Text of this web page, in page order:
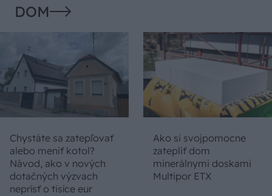
DOM
Chystáte sa zatepľovať
alebo meniť kotol?
Návod, ako v nových
dotačných výzvach
neprísť o tisíce eur
Ako si svojpomocne
zatepliť dom
minerálnymi doskami
Multipor ETX